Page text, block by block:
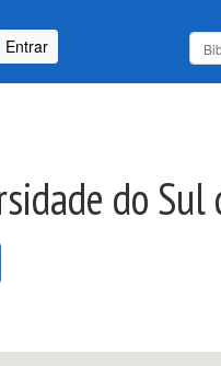
Entrar
do